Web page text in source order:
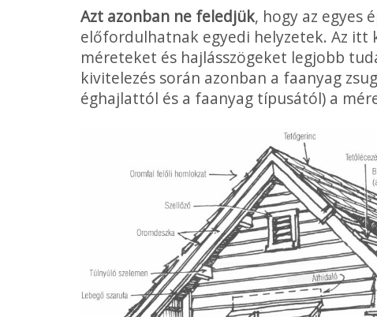
Azt azonban ne feledjük, hogy az egyes
előfordulhatnak egyedi helyzetek. Az
méreteket és hajlásszögeket legjobb
kivitelezés során azonban a faanyag
éghajlattól és a faanyag típusától) a